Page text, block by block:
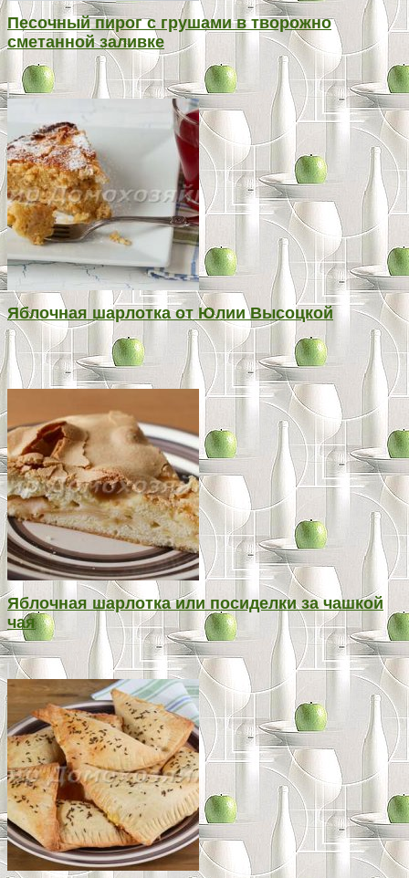
Песочный пирог с грушами в творожно
сметанной заливке
Яблочная шарлотка от Юлии Высоцкой
Яблочная шарлотка или посиделки за чашкой
чая